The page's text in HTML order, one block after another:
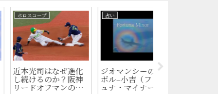
は当たる？現
師×元SEが仕
注意点を解説
ジオマンシーのシン
ボル–竜の尾（カウ
ダ・ドラコニス）